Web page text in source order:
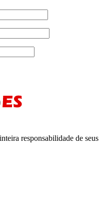
responsabilidade de seus